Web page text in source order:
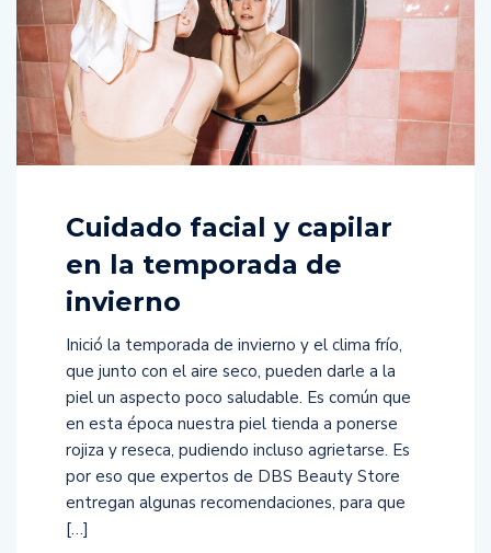
Cuidado facial y capilar
en la temporada de
invierno
Inició la temporada de invierno y el clima frío,
que junto con el aire seco, pueden darle a la
piel un aspecto poco saludable. Es común que
en esta época nuestra piel tienda a ponerse
rojiza y reseca, pudiendo incluso agrietarse. Es
por eso que expertos de DBS Beauty Store
entregan algunas recomendaciones, para que
[…]